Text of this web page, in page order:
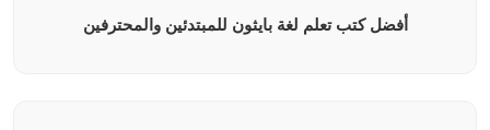
أفضل كتب تعلم لغة بايثون للمبتدئين والمحترفين